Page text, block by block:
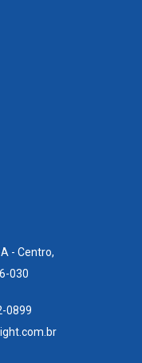
- Centro,
030
0899